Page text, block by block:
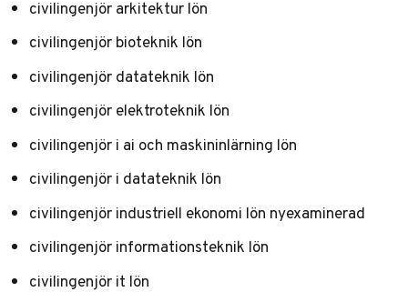
civilingenjör arkitektur lön
civilingenjör bioteknik lön
civilingenjör datateknik lön
civilingenjör elektroteknik lön
civilingenjör i ai och maskininlärning lön
civilingenjör i datateknik lön
civilingenjör industriell ekonomi lön nyexaminerad
civilingenjör informationsteknik lön
civilingenjör it lön